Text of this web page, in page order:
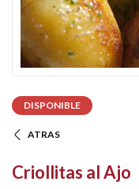
DISPONIBLE
ATRAS
Criollitas al Ajo